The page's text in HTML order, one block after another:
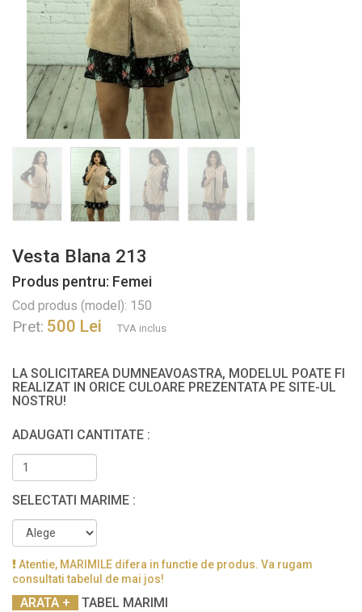
Vesta Blana 213
Produs pentru: Femei
Cod produs (model): 150
Pret: 500 Lei TVA inclus
LA SOLICITAREA DUMNEAVOASTRA, MODELUL POATE FI
REALIZAT IN ORICE CULOARE PREZENTATA PE SITE-UL
NOSTRU!
ADAUGATI CANTITATE :
SELECTATI MARIME :
Atentie, MARIMILE difera in functie de produs. Va rugam
consultati tabelul de mai jos!
TABEL MARIMI